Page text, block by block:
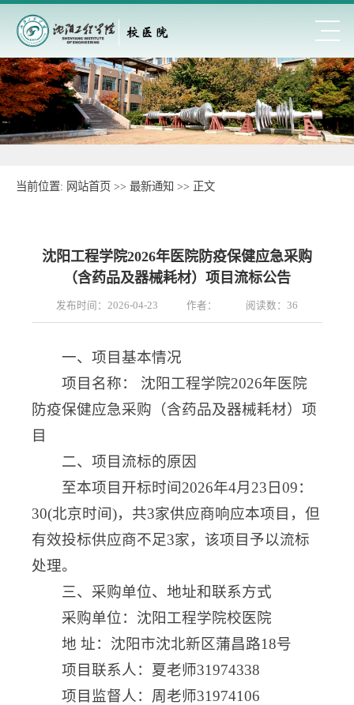
当前位置: 网站首页 >> 最新通知 >> 正文
沈阳工程学院2026年医院防疫保健应急采购
（含药品及器械耗材）项目流标公告
发布时间：2026-04-23 作者： 阅读数： 36
一、项目基本情况
项目名称： 沈阳工程学院2026年医院
防疫保健应急采购（含药品及器械耗材）项
目
二、项目流标的原因
至本项目开标时间2026年4月23日09：
30(北京时间)，共3家供应商响应本项目，但
有效投标供应商不足3家，该项目予以流标
处理。
三、采购单位、地址和联系方式
采购单位：沈阳工程学院校医院
地 址：沈阳市沈北新区蒲昌路18号
项目联系人：夏老师31974338
项目监督人：周老师31974106